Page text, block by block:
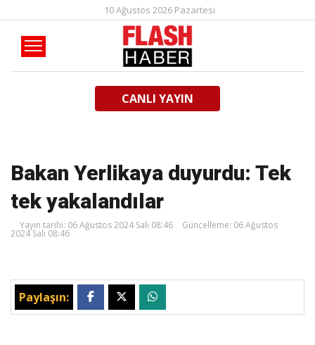
10 Ağustos 2026 Pazartesi
CANLI YAYIN
Bakan Yerlikaya duyurdu: Tek
tek yakalandılar
Yayın tarihi: 06 Ağustos 2024 Salı 08:46 Güncelleme: 06 Ağustos
2024 Salı 08:46
Paylaşın: